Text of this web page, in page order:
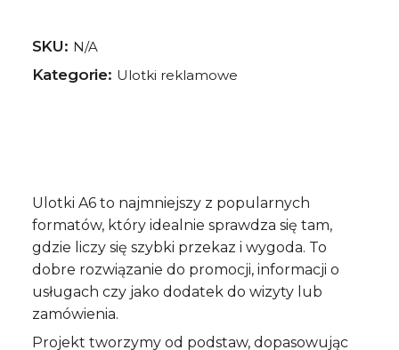
SKU: N/A
Kategorie: Ulotki reklamowe
Ulotki A6 to najmniejszy z popularnych
formatów, który idealnie sprawdza się tam,
gdzie liczy się szybki przekaz i wygoda. To
dobre rozwiązanie do promocji, informacji o
usługach czy jako dodatek do wizyty lub
zamówienia.
Projekt tworzymy od podstaw, dopasowując